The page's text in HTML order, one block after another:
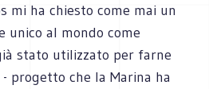
mi ha chiesto come mai un
unico al mondo come
stato utilizzato per farne
progetto che la Marina ha